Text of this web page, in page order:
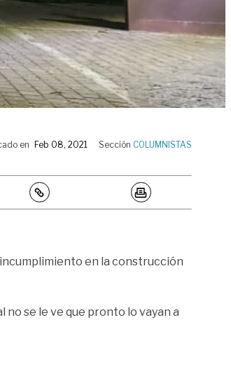
en Feb 08, 2021 Sección COLUMNISTAS
en la construcción
no se le ve que pronto lo vayan a